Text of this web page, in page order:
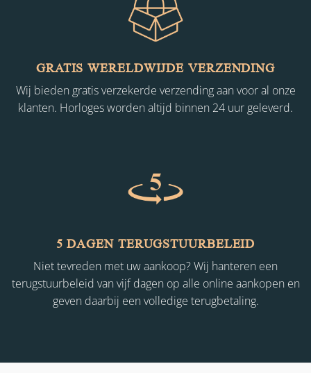
GRATIS WERELDWIJDE VERZENDING
Wij bieden gratis verzekerde verzending aan voor al onze
klanten. Horloges worden altijd binnen 24 uur geleverd.
5 DAGEN TERUGSTUURBELEID
Niet tevreden met uw aankoop? Wij hanteren een
terugstuurbeleid van vijf dagen op alle online aankopen en
geven daarbij een volledige terugbetaling.